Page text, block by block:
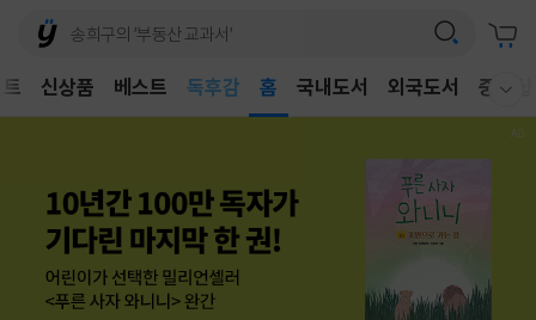
신상품 베스트
어린이
어린이 홈 국내도서 외국도서 중고샵